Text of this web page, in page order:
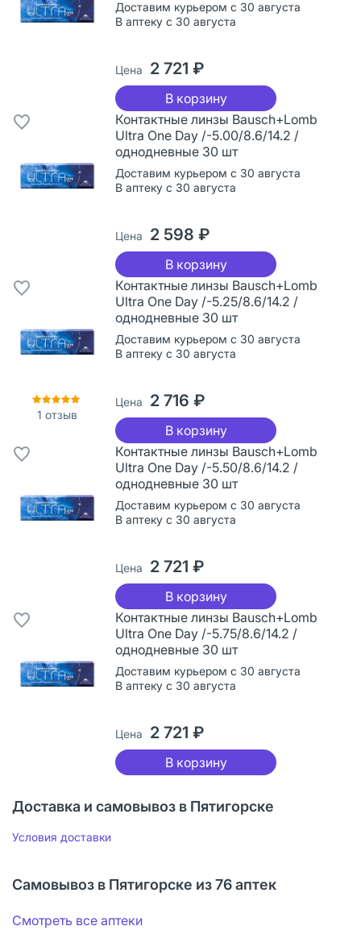
Доставим курьером с 30 августа
В аптеку с 30 августа
Цена 2 721 ₽
В корзину
Контактные линзы Bausch+Lomb
Ultra One Day /-5.00/8.6/14.2 /
однодневные 30 шт
Доставим курьером с 30 августа
В аптеку с 30 августа
Цена 2 598 ₽
В корзину
1 отзыв
Контактные линзы Bausch+Lomb
Ultra One Day /-5.25/8.6/14.2 /
однодневные 30 шт
Доставим курьером с 30 августа
В аптеку с 30 августа
Цена 2 716 ₽
В корзину
Контактные линзы Bausch+Lomb
Ultra One Day /-5.50/8.6/14.2 /
однодневные 30 шт
Доставим курьером с 30 августа
В аптеку с 30 августа
Цена 2 721 ₽
В корзину
Контактные линзы Bausch+Lomb
Ultra One Day /-5.75/8.6/14.2 /
однодневные 30 шт
Доставим курьером с 30 августа
В аптеку с 30 августа
Цена 2 721 ₽
В корзину
Доставка и самовывоз в Пятигорске
Условия доставки
Самовывоз в Пятигорске из 76 аптек
Смотреть все аптеки